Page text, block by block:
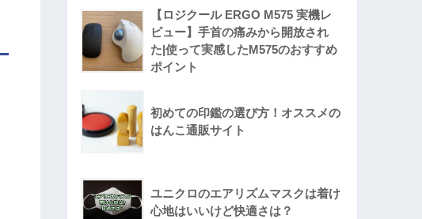
【ロジクール ERGO M575 実機レ
ビュー】手首の痛みから開放され
た|使って実感したM575のおすすめ
ポイント
初めての印鑑の選び方！オススメの
はんこ通販サイト
ユニクロのエアリズムマスクは着け
心地はいいけど快適さは？